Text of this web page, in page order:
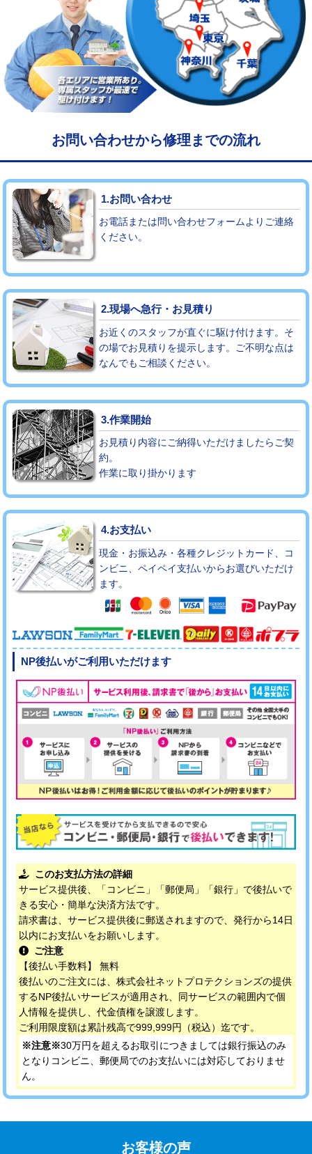
給水管工事※（ライニング鋼管・銅
管・ポリ管・HT管使用/3ｍまで)
44,000円
給水管工事※（ライニング鋼管・銅
管・ポリ管・HT管使用/3ｍ超え)
+8,800円
マス交換（土の掘削・埋め戻し作業） 11,000円~
マス交換（深さ50㎝未満） 55,000円
マス交換（深さ50㎝以上） 66,000円
コンクリート斫り（厚さ10㎝まで）
コンクリート斫り（厚さ10㎝超え） 38,500円
モルタル補修（厚さ10㎝まで）
モルタル補修（厚さ10㎝超え） 38,500円
追加人工 16,500円
廃棄・処分 現場見積
※給水管工事は20mmまでの価格です。
お問い合わせから修理までの流れ
1.お問い合わせ
お電話または問い合わせフォームよりご連絡
ください。
2.現場へ急行・お見積り
お近くのスタッフが直ぐに駆け付けます。そ
の場でお見積りを提示します。ご不明な点は
なんでもご相談ください。
3.作業開始
お見積り内容にご納得いただけましたらご契
約。
作業に取り掛かります
4.お支払い
現金・お振込み・各種クレジットカード、コ
ンビニ、ペイペイ支払いからお選びいただけ
ます。
NP後払いがご利用いただけます
このお支払方法の詳細
サービス提供後、「コンビニ」「郵便局」「銀行」で後払いで
きる安心・簡単な決済方法です。
請求書は、サービス提供後に郵送されますので、発行から14日
以内にお支払いをお願いします。
ご注意
【後払い手数料】 無料
後払いのご注文には、株式会社ネットプロテクションズの提供
するNP後払いサービスが適用され、同サービスの範囲内で個
人情報を提供し、代金債権を譲渡します。
ご利用限度額は累計残高で999,999円（税込）迄です。
※注意※30万円を超えるお取引につきましては銀行振込のみ
となりコンビニ、郵便局でのお支払いには対応しておりませ
ん。
お客様の声